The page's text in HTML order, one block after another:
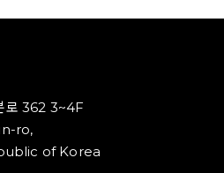
로 362 3~4F
ro,
of Korea